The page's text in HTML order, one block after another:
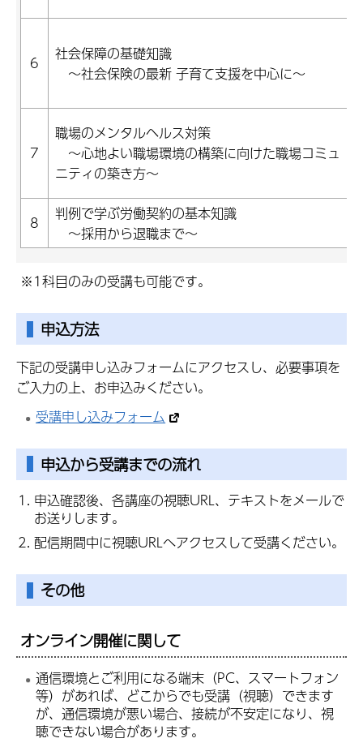
6
社会保障の基礎知識
～社会保険の最新 子育て支援を中心に～
7
職場のメンタルヘルス対策
～心地よい職場環境の構築に向けた職場コミュ
ニティの築き方～
8
判例で学ぶ労働契約の基本知識
～採用から退職まで～
※1科目のみの受講も可能です。
申込方法
下記の受講申し込みフォームにアクセスし、必要事項を
ご入力の上、お申込みください。
受講申し込みフォーム
申込から受講までの流れ
申込確認後、各講座の視聴URL、テキストをメールで
お送りします。
配信期間中に視聴URLへアクセスして受講ください。
その他
オンライン開催に関して
通信環境とご利用になる端末（PC、スマートフォン
等）があれば、どこからでも受講（視聴）できます
が、通信環境が悪い場合、接続が不安定になり、視
聴できない場合があります。